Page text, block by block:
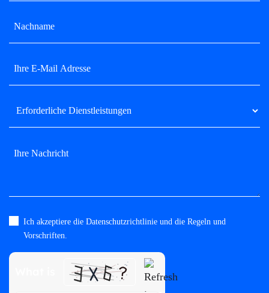
Please leave this field empty.
Ich akzeptiere die Datenschutzrichtlinie und die Regeln und
Vorschriften.